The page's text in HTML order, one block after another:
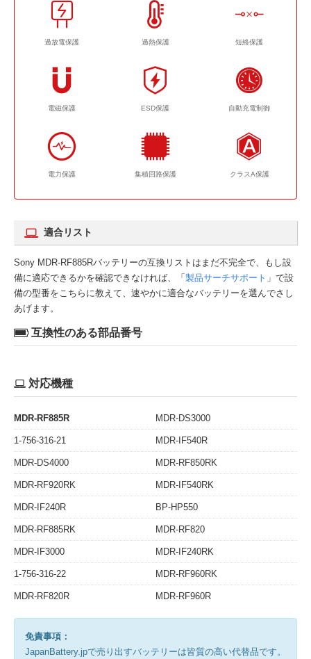
過放電保護 過熱保護 短絡保護
電磁保護 ESD保護 自動充電制御
電力保護 集積回路保護 クラスA保護
適合リスト
Sony MDR-RF885Rバッテリーの互換リストはまだ不完全で、もし設
備に適応できるかを確認できなければ、「製品サーチサポート 」で設
備の型番をこちらに教えて、速やかに適合なバッテリーを選んでさし
あげます。
互換性のある部品番号
対応機種
MDR-RF885R MDR-DS3000
1-756-316-21 MDR-IF540R
MDR-DS4000 MDR-RF850RK
MDR-RF920RK MDR-IF540RK
MDR-IF240R BP-HP550
MDR-RF885RK MDR-RF820
MDR-IF3000 MDR-IF240RK
1-756-316-22 MDR-RF960RK
MDR-RF820R MDR-RF960R
免責事項：
JapanBattery.jpで売り出すバッテリーは皆質の高い代替品です。